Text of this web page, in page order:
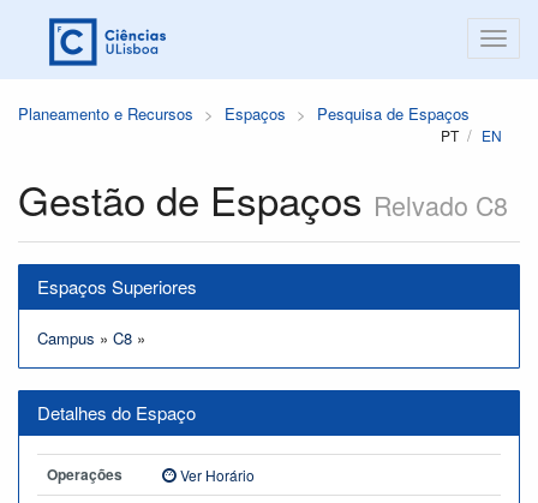
Planeamento e Recursos Espaços Pesquisa de Espaços
PT EN
Gestão de Espaços Relvado C8
Espaços Superiores
Campus » C8 »
Detalhes do Espaço
Operações Ver Horário